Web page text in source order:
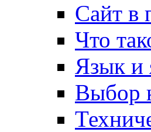
Сайт в
Что
Язык и
Выбор